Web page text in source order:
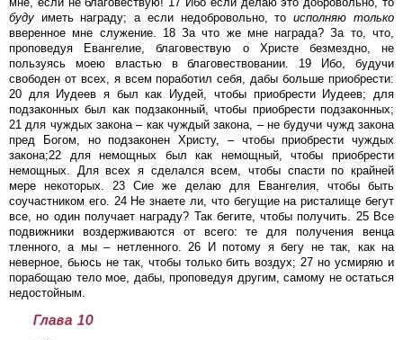
буду иметь награду; а если недобровольно, то исполняю только
вверенное мне служение. 18 За что же мне награда? За то, что,
проповедуя Евангелие, благовествую о Христе безмездно, не
пользуясь моею властью в благовествовании. 19 Ибо, будучи
свободен от всех, я всем поработил себя, дабы больше приобрести:
20 для Иудеев я был как Иудей, чтобы приобрести Иудеев; для
подзаконных был как подзаконный, чтобы приобрести подзаконных;
21 для чуждых закона – как чуждый закона, – не будучи чужд закона
пред Богом, но подзаконен Христу, – чтобы приобрести чуждых
закона;22 для немощных был как немощный, чтобы приобрести
немощных. Для всех я сделался всем, чтобы спасти по крайней
мере некоторых. 23 Сие же делаю для Евангелия, чтобы быть
соучастником его. 24 Не знаете ли, что бегущие на ристалище бегут
все, но один получает награду? Так бегите, чтобы получить. 25 Все
подвижники воздерживаются от всего: те для получения венца
тленного, а мы – нетленного. 26 И потому я бегу не так, как на
неверное, бьюсь не так, чтобы только бить воздух; 27 но усмиряю и
порабощаю тело мое, дабы, проповедуя другим, самому не остаться
недостойным.
Глава 10